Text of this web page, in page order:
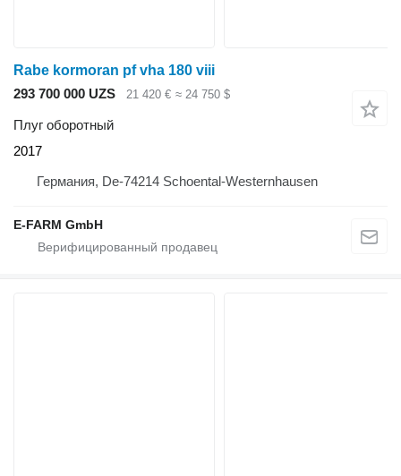
Rabe kormoran pf vha 180 viii
293 700 000 UZS
21 420 € ≈ 24 750 $
Плуг оборотный
2017
Германия, De-74214 Schoental-Westernhausen
E-FARM GmbH